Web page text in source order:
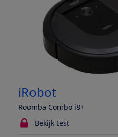
iRobot
Roomba Combo i8+
Bekijk test